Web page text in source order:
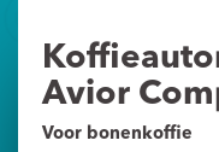
Avior
Voor bonenkoffie